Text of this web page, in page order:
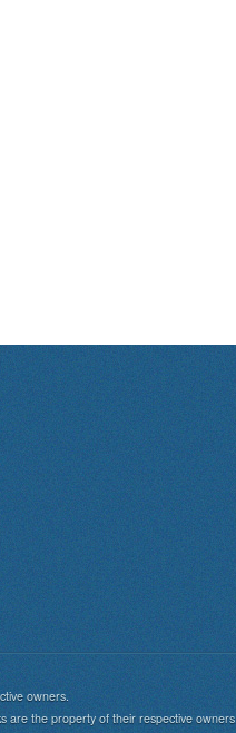
owners.
are the property of their respective owners.